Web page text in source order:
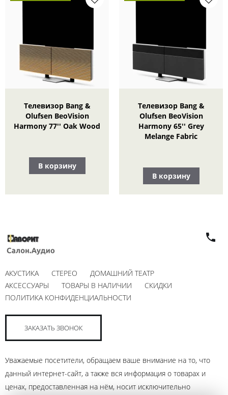
Телевизор Bang &
Olufsen BeoVision
Harmony 77'' Oak Wood
В корзину
Телевизор Bang &
Olufsen BeoVision
Harmony 65'' Grey
Melange Fabric
В корзину
АКУСТИКА СТЕРЕО
ДОМАШНИЙ ТЕАТР
АКСЕССУАРЫ
ТОВАРЫ В НАЛИЧИИ
СКИДКИ
ПОЛИТИКА КОНФИДЕНЦИАЛЬНОСТИ
ЗАКАЗАТЬ ЗВОНОК
Уважаемые посетители, обращаем ваше внимание на то, что
данный интернет-сайт, а также вся информация о товарах и
ценах, предоставленная на нём, носит исключительно